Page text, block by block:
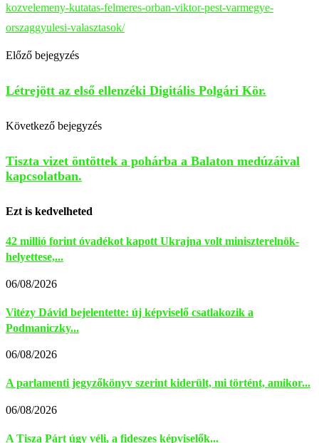
kozvelemeny-kutatas-felmeres-orban-viktor-pest-varmegye-
orszaggyulesi-valasztasok/
Előző bejegyzés
Létrejött az első ellenzéki Digitális Polgári Kör.
Következő bejegyzés
Tiszta vizet öntöttek a pohárba a Balaton medúzáival
kapcsolatban.
Ezt is kedvelheted
42 millió forint óvadékot kapott Ukrajna volt miniszterelnök-
helyettese,...
06/08/2026
Vitézy Dávid bejelentette: új képviselő csatlakozik a
Podmaniczky...
06/08/2026
A parlamenti jegyzőkönyv szerint kiderült, mi történt, amikor...
06/08/2026
A Tisza Párt úgy véli, a fideszes képviselők...